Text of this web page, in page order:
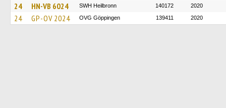
24 HN-VB 6024 SWH Heilbronn 140172 2020
24 GP-OV 2024 OVG Göppingen 139411 2020